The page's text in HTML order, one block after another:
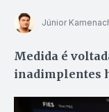
Júnior
Medida é
inadimplentes